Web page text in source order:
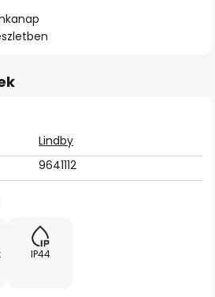
Lindby
9641112
IP44